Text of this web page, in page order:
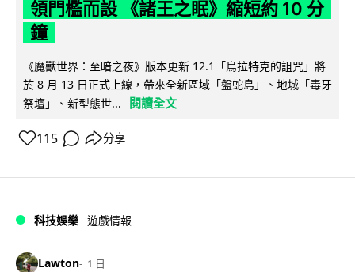
領門檻而設 《諸王之眠》縮短約 10 分
鐘
《魔獸世界：至暗之夜》版本更新 12.1「烏拉特克的詛咒」將
於 8 月 13 日正式上線，帶來全新區域「盤蛇島」、地城「毒牙
祭壇」、新型態世...
閱讀全文
115 分享
科技娛樂 遊戲情報
Lawton 1 日